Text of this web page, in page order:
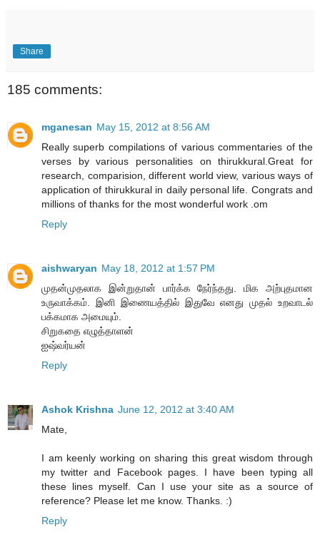
Share
185 comments:
mganesan May 15, 2012 at 8:56 AM
Really superb compilations of various commentaries of the
verses by various personalities on thirukkural.Great for
research, comparision, different world view, various ways of
application of thirukkural in daily personal life. Congrats and
millions of thanks for the most wonderful work .om
Reply
aishwaryan May 18, 2012 at 1:57 PM
முதன்முதலாக இன்றுதான் பார்க்க நேர்ந்தது. மிக அற்புதமான
உருவாக்கம். இனி இணையத்தில் இதுவே எனது முதல் உறவாடல்
பக்கமாக அமையும்.
சிறுகதை எழுத்தாளன்
ஐஷ்வர்யன்
Reply
Ashok Krishna June 12, 2012 at 3:40 AM
Mate,
I am keenly working on sharing this great wisdom through
my twitter and Facebook pages. I have been typing all
these lines myself. Can I use your site as a source of
reference? Please let me know. Thanks. :)
Reply